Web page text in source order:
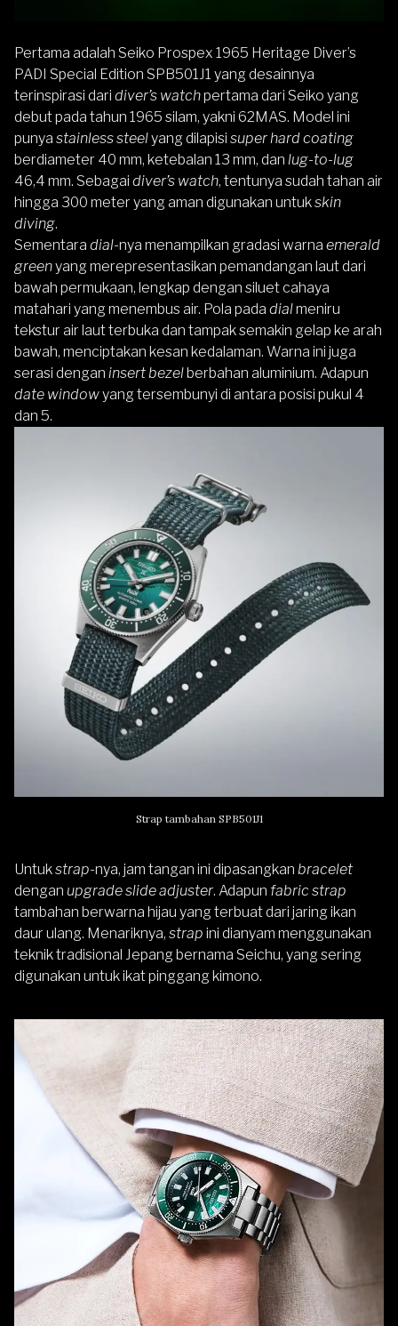
Pertama adalah Seiko Prospex 1965 Heritage Diver’s
PADI Special Edition SPB501J1 yang desainnya
terinspirasi dari diver’s watchpertama dari Seiko yang
debut pada tahun 1965 silam, yakni 62MAS. Model ini
punya stainless steelyang dilapisi super hard coating
berdiameter 40 mm, ketebalan 13 mm, dan lug-to-lug
46,4 mm. Sebagai diver’s watch, tentunya sudah tahan air
hingga 300 meter yang aman digunakan untukskin
diving.
Sementara dial-nya menampilkan gradasi warna emerald
greenyang merepresentasikan pemandangan laut dari
bawah permukaan, lengkap dengan siluet cahaya
matahari yang menembus air. Pola pada dialmeniru
tekstur air laut terbuka dan tampak semakin gelap ke arah
bawah, menciptakan kesan kedalaman. Warna ini juga
serasi dengan insert bezelberbahan aluminium. Adapun
date windowyang tersembunyi di antara posisi pukul 4
dan 5.
Strap tambahan SPB501J1
Untukstrap-nya, jam tangan ini dipasangkan bracelet
dengan upgradeslide adjuster. Adapun fabric strap
tambahan berwarna hijau yang terbuat dari jaring ikan
daur ulang. Menariknya, strap ini dianyam menggunakan
teknik tradisional Jepang bernama Seichu, yang sering
digunakan untuk ikat pinggang kimono.